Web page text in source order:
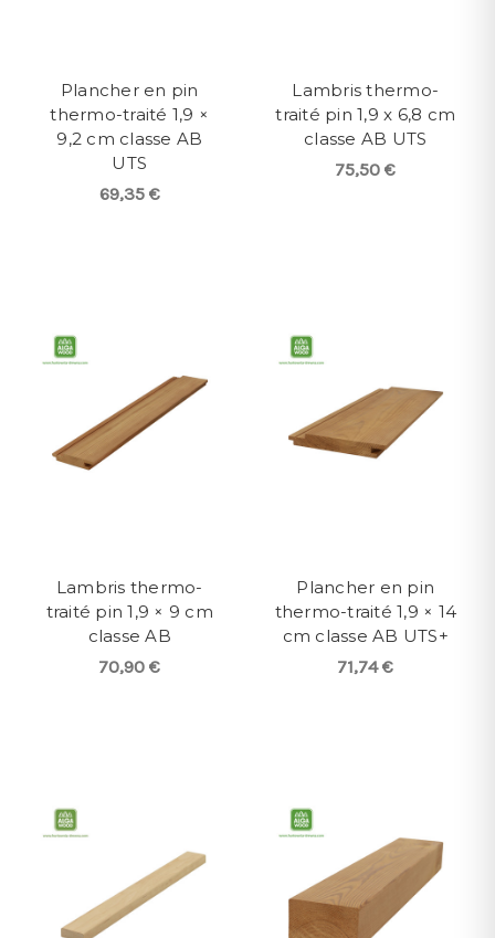
Plancher en pin
thermo-traité 1,9 ×
9,2 cm classe AB
UTS
69,35 €
Lambris thermo-
traité pin 1,9 x 6,8 cm
classe AB UTS
75,50 €
Lambris thermo-
traité pin 1,9 × 9 cm
classe AB
70,90 €
Plancher en pin
thermo-traité 1,9 × 14
cm classe AB UTS+
71,74 €